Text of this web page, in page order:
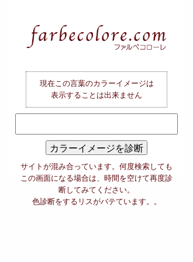
現在この言葉のカラーイメージは
表示することは出来ません
サイトが混み合っています。何度検索しても
この画面になる場合は、時間を空けて再度診
断してみてください。
色診断をするリスがバテています。。